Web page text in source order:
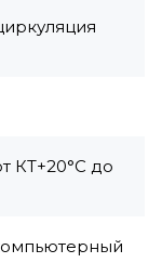
КТ+20°C до